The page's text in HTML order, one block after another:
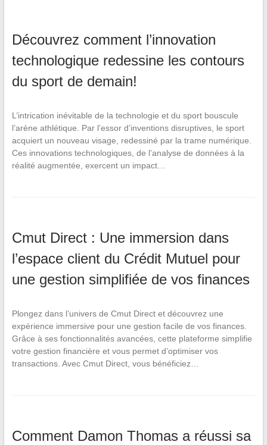
Découvrez comment l’innovation
technologique redessine les contours
du sport de demain!
L’intrication inévitable de la technologie et du sport bouscule
l’arène athlétique. Par l’essor d’inventions disruptives, le sport
acquiert un nouveau visage, redessiné par la trame numérique.
Ces innovations technologiques, de l’analyse de données à la
réalité augmentée, exercent un impact…
Cmut Direct : Une immersion dans
l’espace client du Crédit Mutuel pour
une gestion simplifiée de vos finances
Plongez dans l’univers de Cmut Direct et découvrez une
expérience immersive pour une gestion facile de vos finances.
Grâce à ses fonctionnalités avancées, cette plateforme simplifie
votre gestion financière et vous permet d’optimiser vos
transactions. Avec Cmut Direct, vous bénéficiez…
Comment Damon Thomas a réussi sa